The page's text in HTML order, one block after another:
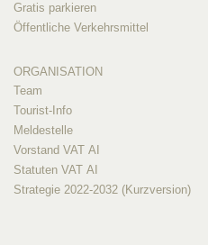
Gratis parkieren
Öffentliche Verkehrsmittel
ORGANISATION
Team
Tourist-Info
Meldestelle
Vorstand VAT AI
Statuten VAT AI
Strategie 2022-2032 (Kurzversion)